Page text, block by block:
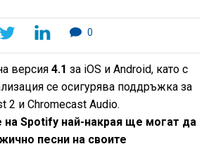
0
версия4.1 за iOS и Android, като с
се осигурява поддръжка за
2 и Chromecast Audio.
на Spotify най-накрая ще могат да
песни на своите